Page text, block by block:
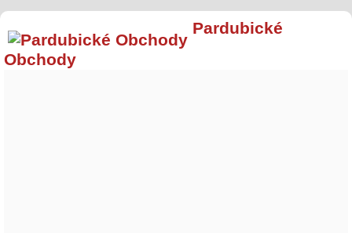
Pardubické
Obchody